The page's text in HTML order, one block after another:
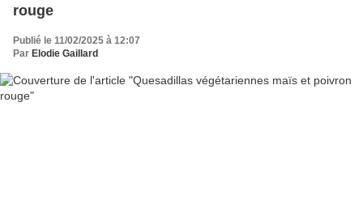
rouge
Publié le 11/02/2025 à 12:07
Par Elodie Gaillard